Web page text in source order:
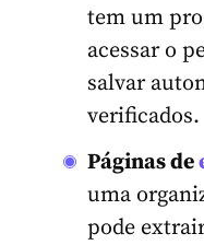
tem um
acessar o
salvar
verificados.
Páginas de
uma
pode